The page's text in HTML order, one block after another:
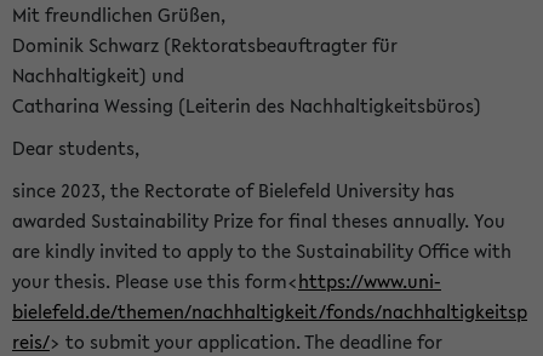
Mit freundlichen Grüßen,
Dominik Schwarz (Rektoratsbeauftragter für
Nachhaltigkeit) und
Catharina Wessing (Leiterin des Nachhaltigkeitsbüros)
Dear students,
since 2023, the Rectorate of Bielefeld University has
awarded Sustainability Prize for final theses annually. You
are kindly invited to apply to the Sustainability Office with
your thesis. Please use this form<https://www.uni-
bielefeld.de/themen/nachhaltigkeit/fonds/nachhaltigkeitsp
reis/> to submit your application. The deadline for